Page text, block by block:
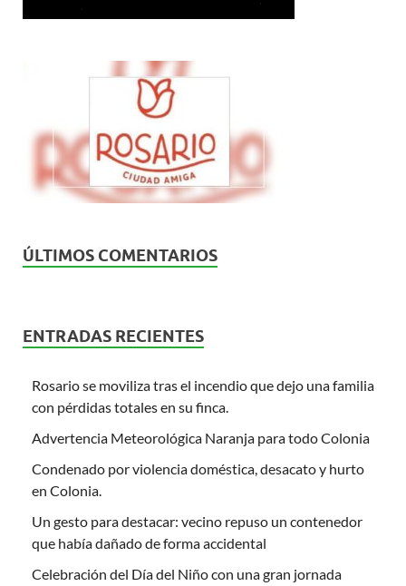
ÚLTIMOS COMENTARIOS
ENTRADAS RECIENTES
Rosario se moviliza tras el incendio que dejo una familia
con pérdidas totales en su finca.
Advertencia Meteorológica Naranja para todo Colonia
Condenado por violencia doméstica, desacato y hurto
en Colonia.
Un gesto para destacar: vecino repuso un contenedor
que había dañado de forma accidental
Celebración del Día del Niño con una gran jornada